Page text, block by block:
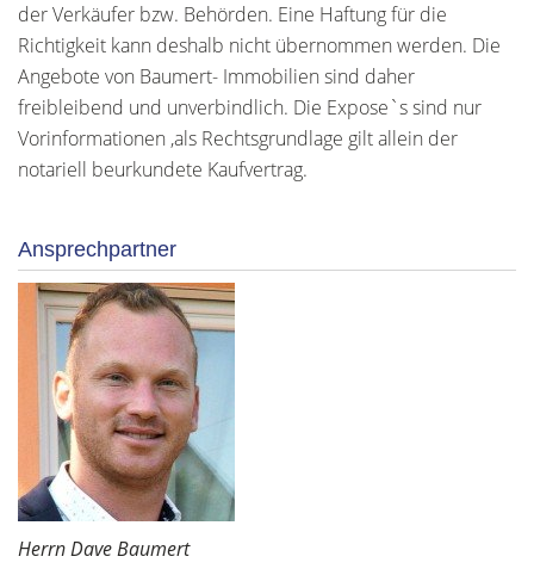
der Verkäufer bzw. Behörden. Eine Haftung für die
Richtigkeit kann deshalb nicht übernommen werden. Die
Angebote von Baumert- Immobilien sind daher
freibleibend und unverbindlich. Die Expose`s sind nur
Vorinformationen ,als Rechtsgrundlage gilt allein der
notariell beurkundete Kaufvertrag.
Ansprechpartner
Herrn Dave Baumert